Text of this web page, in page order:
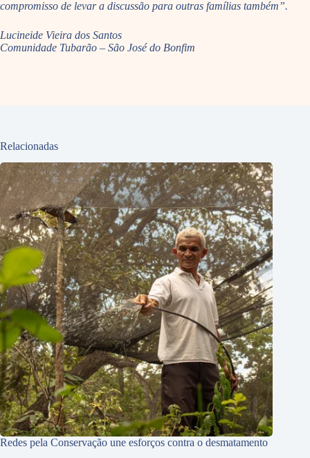
compromisso de levar a discussão para outras famílias também”.
Lucineide Vieira dos Santos
Comunidade Tubarão – São José do Bonfim
Relacionadas
Redes pela Conservação une esforços contra o desmatamento